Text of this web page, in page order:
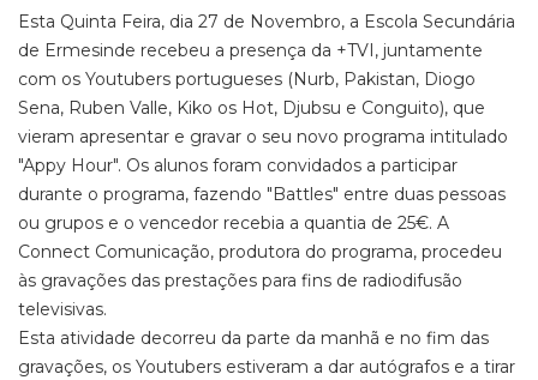
Esta Quinta Feira, dia 27 de Novembro, a Escola Secundária
de Ermesinde recebeu a presença da +TVI, juntamente
com os Youtubers portugueses (Nurb, Pakistan, Diogo
Sena, Ruben Valle, Kiko os Hot, Djubsu e Conguito), que
vieram apresentar e gravar o seu novo programa intitulado
"Appy Hour". Os alunos foram convidados a participar
durante o programa, fazendo "Battles" entre duas pessoas
ou grupos e o vencedor recebia a quantia de 25€. A
Connect Comunicação, produtora do programa, procedeu
às gravações das prestações para fins de radiodifusão
televisivas.
Esta atividade decorreu da parte da manhã e no fim das
gravações, os Youtubers estiveram a dar autógrafos e a tirar